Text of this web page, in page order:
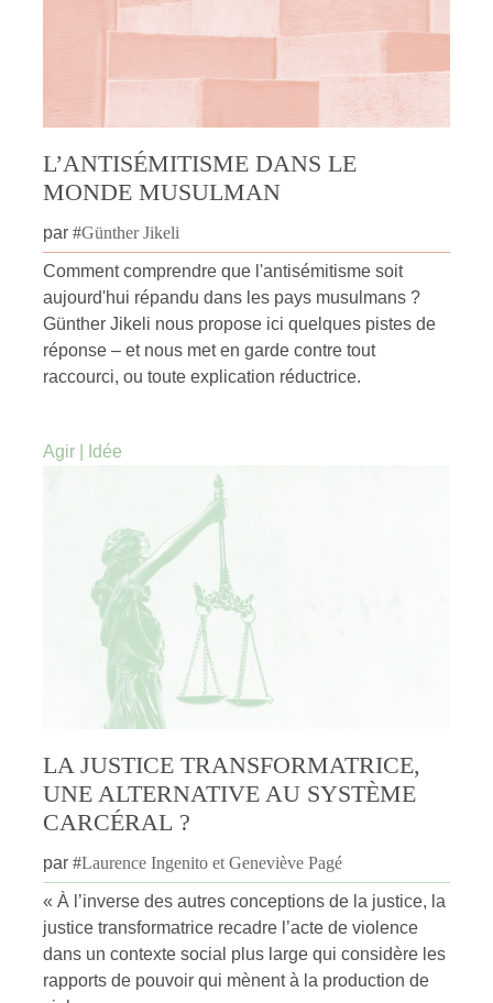
L’ANTISÉMITISME DANS LE
MONDE MUSULMAN
par #Günther Jikeli
Comment comprendre que l'antisémitisme soit
aujourd'hui répandu dans les pays musulmans ?
Günther Jikeli nous propose ici quelques pistes de
réponse – et nous met en garde contre tout
raccourci, ou toute explication réductrice.
Agir Idée
LA JUSTICE TRANSFORMATRICE,
UNE ALTERNATIVE AU SYSTÈME
CARCÉRAL ?
par #Laurence Ingenito et Geneviève Pagé
« À l’inverse des autres conceptions de la justice, la
justice transformatrice recadre l’acte de violence
dans un contexte social plus large qui considère les
rapports de pouvoir qui mènent à la production de